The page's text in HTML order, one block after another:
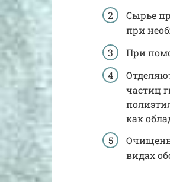
Сырье
при
При
частиц
как
видах